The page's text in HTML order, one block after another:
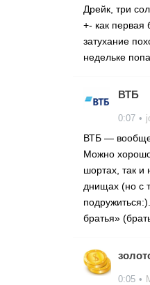
Дрейк, три
+- как первая
затухание
недельке
ВТБ
0:07 •
ВТБ —
Можно хорошо
шортах, так
днищах (но с
братья»
0:05 •